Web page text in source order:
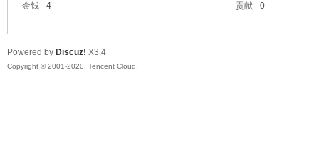
金钱
4 贡献 0
Powered by Discuz! X3.4
Copyright © 2001-2020, Tencent Cloud.